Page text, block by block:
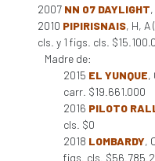
2007 NN 07 DAYLIGHT
2010 PIPIRISNAIS, H, A
cls. y 1 figs. cls.
Madre de:
2015 EL YUNQUE,
carr. $19.661.000
2016 PILOTO
cls. $0
2018 LOMBARDY,
figs. cls.